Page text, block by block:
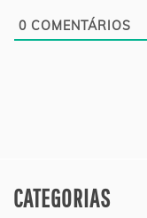
0 COMENTÁRIOS
CATEGORIAS